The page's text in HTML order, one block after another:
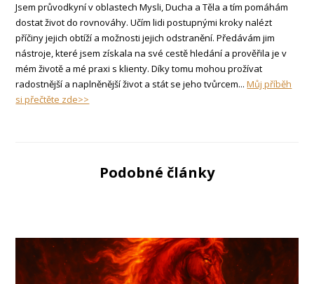
Jsem průvodkyní v oblastech Mysli, Ducha a Těla a tím pomáhám
dostat život do rovnováhy. Učím lidi postupnými kroky nalézt
příčiny jejich obtíží a možnosti jejich odstranění. Předávám jim
nástroje, které jsem získala na své cestě hledání a prověřila je v
mém životě a mé praxi s klienty. Díky tomu mohou prožívat
radostnější a naplněnější život a stát se jeho tvůrcem...Můj příběh
si přečtěte zde>>
Podobné články